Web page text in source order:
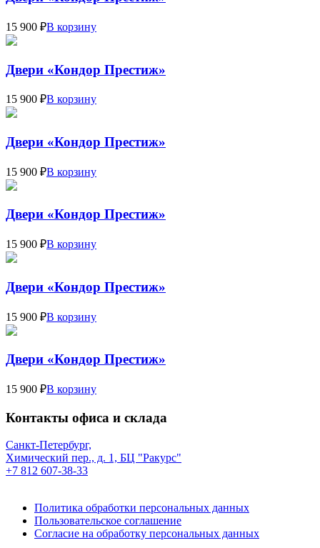
15 900 ₽В корзину
Двери «Кондор Престиж»
15 900 ₽В корзину
Двери «Кондор Престиж»
15 900 ₽В корзину
Двери «Кондор Престиж»
15 900 ₽В корзину
Двери «Кондор Престиж»
15 900 ₽В корзину
Двери «Кондор Престиж»
15 900 ₽В корзину
Контакты офиса и склада
Санкт-Петербург,
Химический пер., д. 1, БЦ "Ракурс"
+7 812 607-38-33
Политика обработки персональных данных
Пользовательское соглашение
Согласие на обработку персональных данных